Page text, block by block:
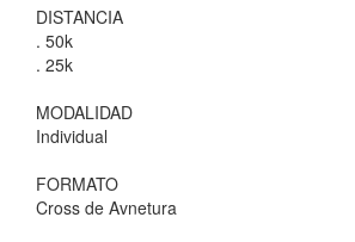
DISTANCIA
. 50k
. 25k
MODALIDAD
Individual
FORMATO
Cross de Avnetura